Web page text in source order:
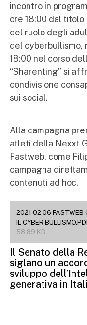
incontro in
ore 18:00 dal titolo
del ruolo degli
del cyberbullismo,
18:00 nel corso
“Sharenting” si
condivisione
sui social.
Alla campagna
atleti della Nexxt
Fastweb, come
campagna
contenuti ad hoc.
2021 02 06 FASTWEB
IL CYBER
58.89 KB
Il Senato della
siglano un
sviluppo
generativa in